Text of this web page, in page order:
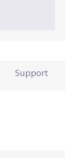
Support